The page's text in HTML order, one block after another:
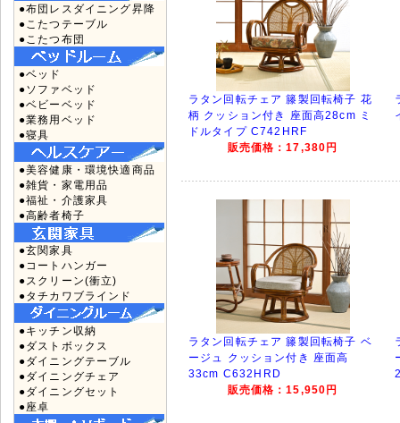
●布団レスダイニング昇降
●こたつテーブル
●こたつ布団
●ベッド
●ソファベッド
●ベビーベッド
●業務用ベッド
●寝具
●美容健康・環境快適商品
●雑貨・家電用品
●福祉・介護家具
●高齢者椅子
●玄関家具
●コートハンガー
●スクリーン(衝立)
●タチカワブラインド
●キッチン収納
●ダストボックス
●ダイニングテーブル
●ダイニングチェア
●ダイニングセット
●座卓
ラタン回転チェア 籐製回転椅子 花
柄 クッション付き 座面高28cm ミ
ドルタイプ C742HRF
販売価格：17,380円
ラタン回転チェア 籐製回転椅子 ベ
ージュ クッション付き 座面高
33cm C632HRD
販売価格：15,950円